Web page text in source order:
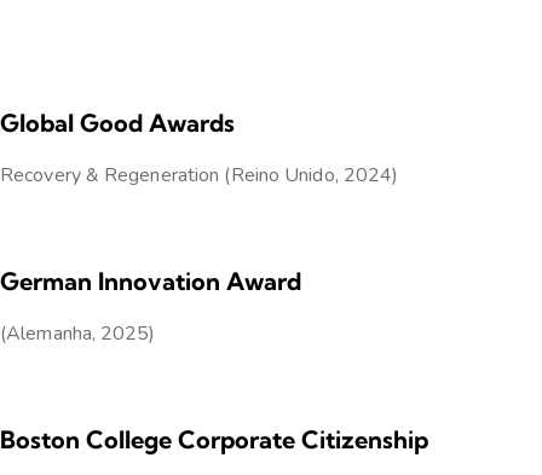
Global Good Awards
Recovery & Regeneration (Reino Unido, 2024)
German Innovation Award
(Alemanha, 2025)
Boston College Corporate Citizenship